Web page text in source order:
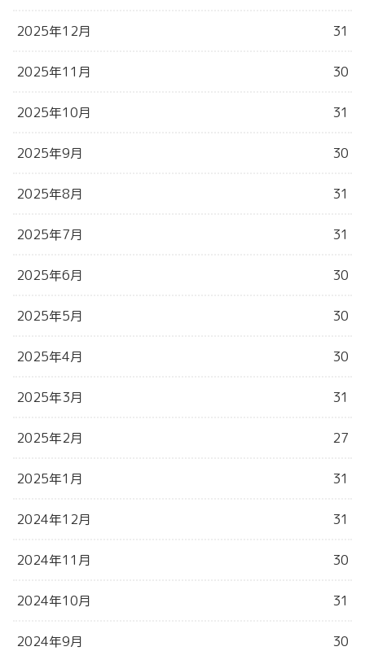
2025年12月 31
2025年11月 30
2025年10月 31
2025年9月 30
2025年8月 31
2025年7月 31
2025年6月 30
2025年5月 30
2025年4月 30
2025年3月 31
2025年2月 27
2025年1月 31
2024年12月 31
2024年11月 30
2024年10月 31
2024年9月 30